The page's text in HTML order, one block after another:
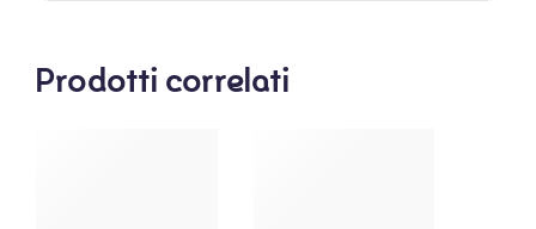
Prodotti correlati